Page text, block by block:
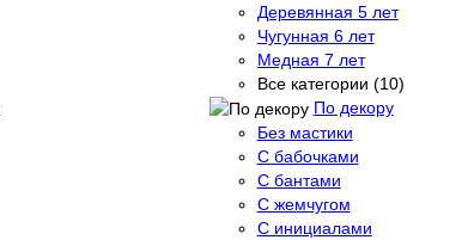
Деревянная 5 лет
Чугунная 6 лет
Медная 7 лет
Все категории (10)
По декору
Без мастики
С бабочками
С бантами
С жемчугом
С инициалами